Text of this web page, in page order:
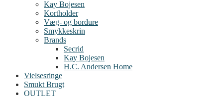
Kay Bojesen
Kortholder
Væg- og bordure
Smykkeskrin
Brands
Secrid
Kay Bojesen
H.C. Andersen Home
Vielsesringe
Smukt Brugt
OUTLET